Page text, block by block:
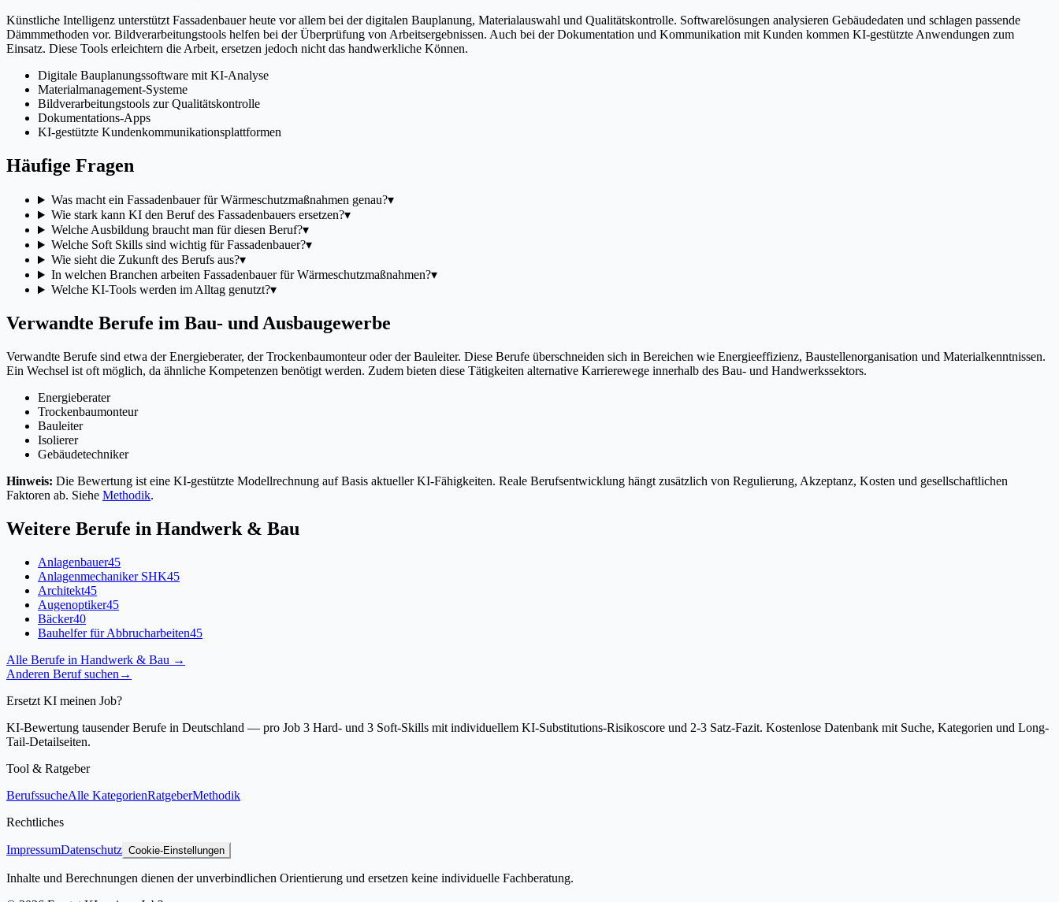
Künstliche Intelligenz unterstützt Fassadenbauer heute vor allem bei der digitalen Bauplanung, Materialauswahl und Qualitätskontrolle. Softwarelösungen analysieren Gebäudedaten und schlagen passende
Dämmmethoden vor. Bildverarbeitungstools helfen bei der Überprüfung von Arbeitsergebnissen. Auch bei der Dokumentation und Kommunikation mit Kunden kommen KI-gestützte Anwendungen zum
Einsatz. Diese Tools erleichtern die Arbeit, ersetzen jedoch nicht das handwerkliche Können.
Digitale Bauplanungssoftware mit KI-Analyse
Materialmanagement-Systeme
Bildverarbeitungstools zur Qualitätskontrolle
Dokumentations-Apps
KI-gestützte Kundenkommunikationsplattformen
Häufige Fragen
Was macht ein Fassadenbauer für Wärmeschutzmaßnahmen genau?▾
Wie stark kann KI den Beruf des Fassadenbauers ersetzen?▾
Welche Ausbildung braucht man für diesen Beruf?▾
Welche Soft Skills sind wichtig für Fassadenbauer?▾
Wie sieht die Zukunft des Berufs aus?▾
In welchen Branchen arbeiten Fassadenbauer für Wärmeschutzmaßnahmen?▾
Welche KI-Tools werden im Alltag genutzt?▾
Verwandte Berufe im Bau- und Ausbaugewerbe
Verwandte Berufe sind etwa der Energieberater, der Trockenbaumonteur oder der Bauleiter. Diese Berufe überschneiden sich in Bereichen wie Energieeffizienz, Baustellenorganisation und Materialkenntnissen.
Ein Wechsel ist oft möglich, da ähnliche Kompetenzen benötigt werden. Zudem bieten diese Tätigkeiten alternative Karrierewege innerhalb des Bau- und Handwerkssektors.
Energieberater
Trockenbaumonteur
Bauleiter
Isolierer
Gebäudetechniker
Hinweis: Die Bewertung ist eine KI-gestützte Modellrechnung auf Basis aktueller KI-Fähigkeiten. Reale Berufsentwicklung hängt zusätzlich von Regulierung, Akzeptanz, Kosten und gesellschaftlichen
Faktoren ab. Siehe Methodik.
Weitere Berufe in Handwerk & Bau
Anlagenbauer45
Anlagenmechaniker SHK45
Architekt45
Augenoptiker45
Bäcker40
Bauhelfer für Abbrucharbeiten45
Alle Berufe in Handwerk & Bau →
Anderen Beruf suchen →
Ersetzt KI meinen Job?
KI-Bewertung tausender Berufe in Deutschland — pro Job 3 Hard- und 3 Soft-Skills mit individuellem KI-Substitutions-Risikoscore und 2-3 Satz-Fazit. Kostenlose Datenbank mit Suche, Kategorien und Long-
Tail-Detailseiten.
Tool & Ratgeber
BerufssucheAlle KategorienRatgeberMethodik
Rechtliches
ImpressumDatenschutz Cookie-Einstellungen
Inhalte und Berechnungen dienen der unverbindlichen Orientierung und ersetzen keine individuelle Fachberatung.